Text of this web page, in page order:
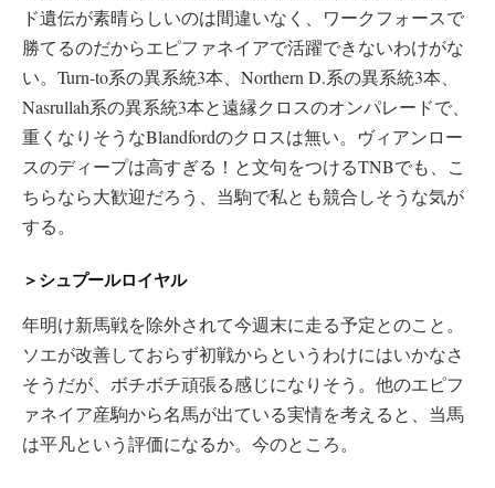
ド遺伝が素晴らしいのは間違いなく、ワークフォースで
勝てるのだからエピファネイアで活躍できないわけがな
い。Turn-to系の異系統3本、Northern D.系の異系統3本、
Nasrullah系の異系統3本と遠縁クロスのオンパレードで、
重くなりそうなBlandfordのクロスは無い。ヴィアンロー
スのディープは高すぎる！と文句をつけるTNBでも、こ
ちらなら大歓迎だろう、当駒で私とも競合しそうな気が
する。
＞シュプールロイヤル
年明け新馬戦を除外されて今週末に走る予定とのこと。
ソエが改善しておらず初戦からというわけにはいかなさ
そうだが、ボチボチ頑張る感じになりそう。他のエピフ
ァネイア産駒から名馬が出ている実情を考えると、当馬
は平凡という評価になるか。今のところ。